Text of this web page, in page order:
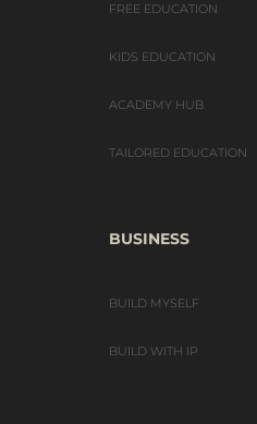
FREE EDUCATION
KIDS EDUCATION
ACADEMY HUB
TAILORED EDUCATION
BUSINESS
BUILD MYSELF
BUILD WITH IP